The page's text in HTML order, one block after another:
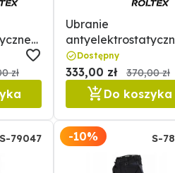
zł
Ubranie
spawalnicze
roz. XL
Dostępny
333,00 zł 370,00 zł
Do koszyka
S-79047 -10% S-